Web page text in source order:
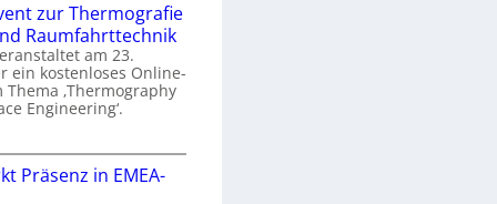
zur Thermografie
Raumfahrttechnik
am 23.
ein kostenloses Online-
Thema ‚Thermography
Engineering‘.
Präsenz in EMEA-